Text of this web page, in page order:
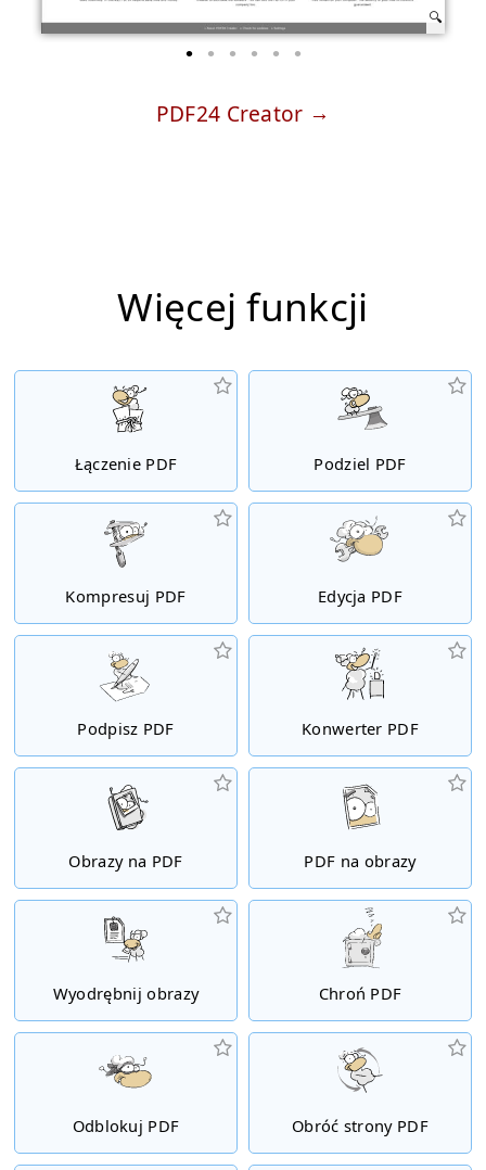
PDF24 Creator
Więcej funkcji
Łączenie PDF Podziel PDF
Kompresuj PDF Edycja PDF
Podpisz PDF Konwerter PDF
Obrazy na PDF PDF na obrazy
Wyodrębnij obrazy Chroń PDF
Odblokuj PDF Obróć strony PDF